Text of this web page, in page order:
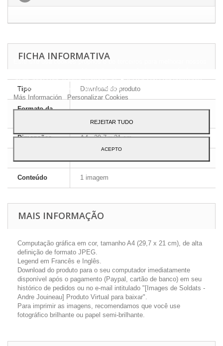
FICHA INFORMATIVA
Tipo Download do produto
Formato da
Dimensões A4 - 29,7 x 21 cm
Conteúdo 1 imagem
MAIS INFORMAÇÃO
Computação gráfica em cor, tamanho A4 (29,7 x 21 cm), de alta
definição de formato JPEG.
Legend em Francês e Inglês.
Download do produto para o seu computador imediatamente
disponível após o pagamento (Paypal, cartão de banco) em seu
histórico de pedidos ou no e-mail intitulado "[Images de Soldats -
Andre Jouineau] Produto Virtual para baixar".
Para imprimir as imagens, recomendamos que você use
fotográfico brilhante ou papel semi-brilhante.
Este site usa cookies próprios e de terceiros para melhorar nossos
analisando seus hábitos navegação. Para dar seu consentimento
ao seu uso, pressione o botão Aceito.
Más Información
Personalizar Cookies
REJEITAR TUDO
ACEPTO